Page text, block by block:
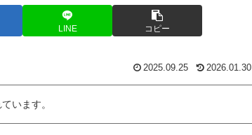
LINE コピー
2025.09.25 2026.01.30
います。